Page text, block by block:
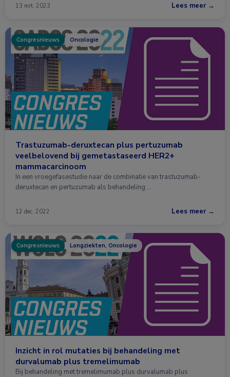
13 mrt. 2023 Lees meer →
Congresnieuws Oncologie
Trastuzumab-deruxtecan plus pertuzumab
veelbelovend bij gemetastaseerd HER2+
mammacarcinoom
In een vroegefasestudie naar de combinatie van trastuzumab-
deruxtecan en pertuzumab als behandeling …
12 dec. 2022 Lees meer →
Congresnieuws Longziekten, Oncologie
Inzicht in rol mutaties bij behandeling met
durvalumab plus tremelimumab
Bij behandeling met tremelimumab plus durvalumab plus